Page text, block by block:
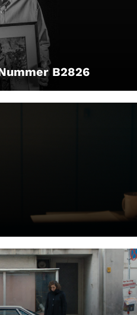
B2826